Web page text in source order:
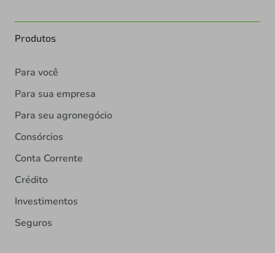
Produtos
Para você
Para sua empresa
Para seu agronegócio
Consórcios
Conta Corrente
Crédito
Investimentos
Seguros